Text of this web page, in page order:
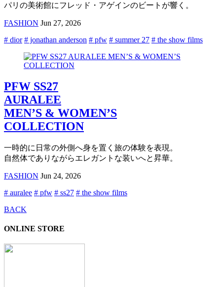
パリの美術館にフレッド・アゲインのビートが響く。
FASHION Jun 27, 2026
# dior # jonathan anderson # pfw # summer 27 # the show films
PFW SS27
AURALEE
MEN’S & WOMEN’S
COLLECTION
一時的に日常の外側へ身を置く旅の体験を表現。
自然体でありながらエレガントな装いへと昇華。
FASHION Jun 24, 2026
# auralee # pfw # ss27 # the show films
BACK
ONLINE STORE